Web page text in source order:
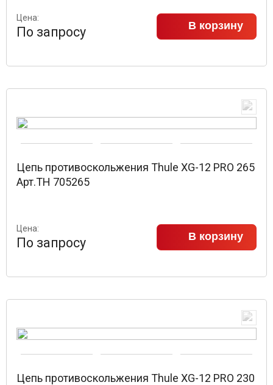
Цена:
По запросу В корзину
Цепь противоскольжения Thule XG-12 PRO 265
Арт.TH 705265
Цена:
По запросу В корзину
Цепь противоскольжения Thule XG-12 PRO 230